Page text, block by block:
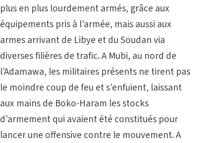
plus en plus lourdement armés, grâce aux
équipements pris à l’armée, mais aussi aux
armes arrivant de Libye et du Soudan via
diverses filières de trafic. A Mubi, au nord de
l’Adamawa, les militaires présents ne tirent pas
le moindre coup de feu et s’enfuient, laissant
aux mains de Boko-Haram les stocks
d’armement qui avaient été constitués pour
lancer une offensive contre le mouvement. A